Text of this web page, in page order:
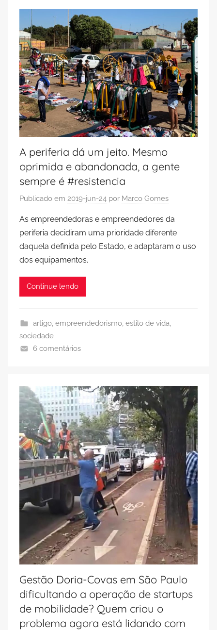
A periferia dá um jeito. Mesmo
oprimida e abandonada, a gente
sempre é #resistencia
Publicado em 2019-jun-24 por Marco Gomes
As empreendedoras e empreendedores da
periferia decidiram uma prioridade diferente
daquela definida pelo Estado, e adaptaram o uso
dos equipamentos.
Continue lendo
artigo, empreendedorismo, estilo de vida
sociedade
6 comentários
Gestão Doria-Covas em São Paulo
dificultando a operação de startups
de mobilidade? Quem criou o
problema agora está lidando com